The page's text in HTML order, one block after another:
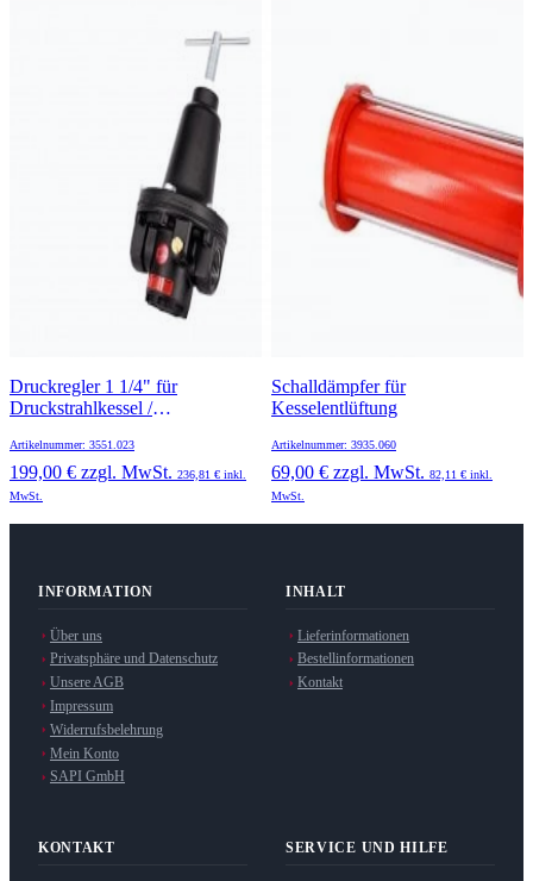
Druckregler 1 1/4" für
Druckstrahlkessel /
Artikelnummer: 3551.023
199,00 € zzgl. MwSt. 236,81 € inkl.
MwSt.
Schalldämpfer für
Kesselentlüftung
Artikelnummer: 3935.060
69,00 € zzgl. MwSt. 82,11 € inkl.
MwSt.
INFORMATION
Über uns
Privatsphäre und Datenschutz
Unsere AGB
Impressum
Widerrufsbelehrung
Mein Konto
SAPI GmbH
INHALT
Lieferinformationen
Bestellinformationen
Kontakt
KONTAKT SERVICE UND HILFE